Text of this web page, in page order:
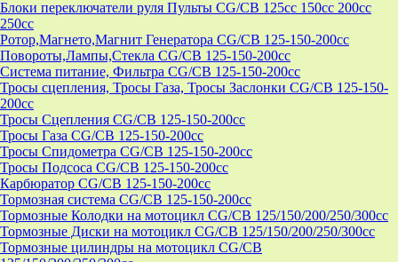
Блоки переключатели руля Пульты CG/CB 125cc 150cc 200cc
250cc
Ротор,Магнето,Магнит Генератора CG/CB 125-150-200cc
Повороты,Лампы,Стекла CG/CB 125-150-200cc
Система питание, Фильтра CG/CB 125-150-200cc
Тросы сцепления, Тросы Газа, Тросы Заслонки CG/CB 125-150-
200cc
Тросы Сцепления CG/CB 125-150-200cc
Тросы Газа CG/CB 125-150-200cc
Тросы Спидометра CG/CB 125-150-200cc
Тросы Подсоса CG/CB 125-150-200cc
Карбюратор CG/CB 125-150-200cc
Тормозная система CG/CB 125-150-200cc
Тормозные Колодки на мотоцикл CG/CB 125/150/200/250/300cc
Тормозные Диски на мотоцикл CG/CB 125/150/200/250/300cc
Тормозные цилиндры на мотоцикл CG/CB